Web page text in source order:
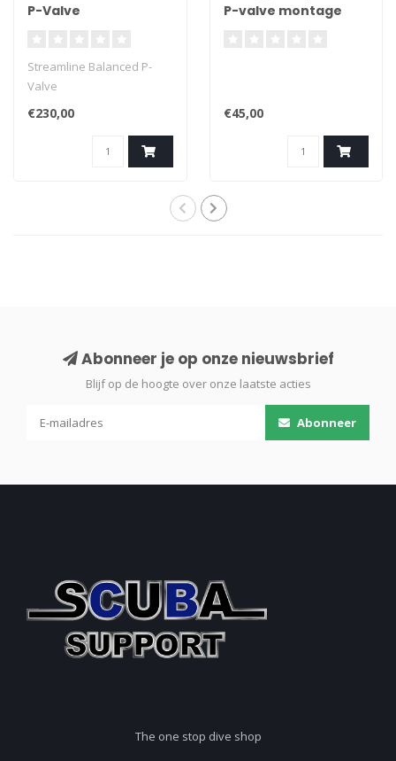
P-Valve
Streamline Balanced P-
Valve
€230,00
P-valve montage
€45,00
Abonneer je op onze nieuwsbrief
Blijf op de hoogte over onze laatste acties
Abonneer
The one stop dive shop